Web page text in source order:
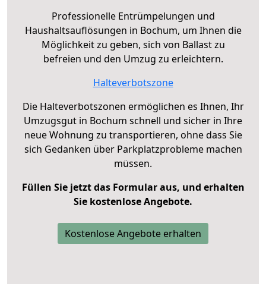
Professionelle Entrümpelungen und
Haushaltsauflösungen in Bochum, um Ihnen die
Möglichkeit zu geben, sich von Ballast zu
befreien und den Umzug zu erleichtern.
Halteverbotszone
Die Halteverbotszonen ermöglichen es Ihnen, Ihr
Umzugsgut in Bochum schnell und sicher in Ihre
neue Wohnung zu transportieren, ohne dass Sie
sich Gedanken über Parkplatzprobleme machen
müssen.
Füllen Sie jetzt das Formular aus, und erhalten
Sie kostenlose Angebote.
Kostenlose Angebote erhalten